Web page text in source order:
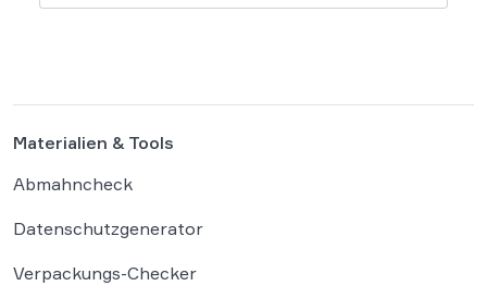
und haben die Systeme der externen
Materialien & Tools
Abmahncheck
Datenschutzgenerator
Verpackungs-Checker